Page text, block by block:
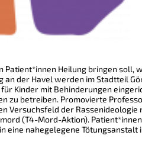
Patient*innen Heilung bringen soll,
an der Havel werden im Stadtteil
Kinder mit Behinderungen
zu betreiben. Promovierte
Versuchsfeld der Rassenideologie
(T4-Mord-Aktion).
eine nahegelegene Tötungsanstalt